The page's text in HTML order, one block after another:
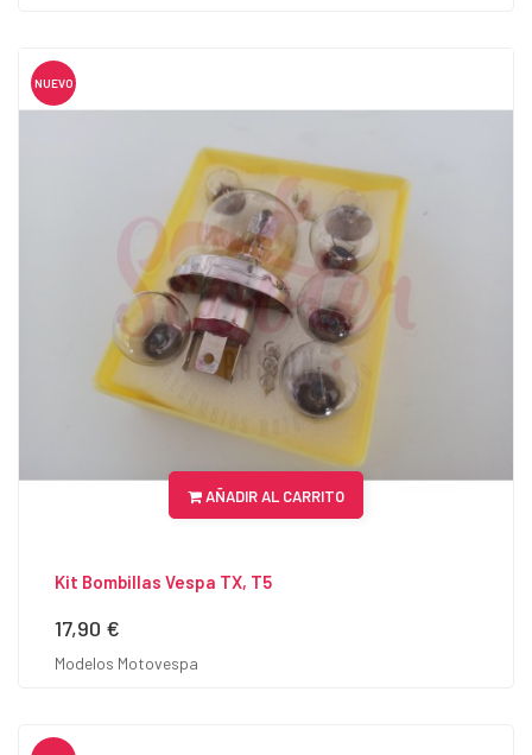
NUEVO
AÑADIR AL CARRITO
Kit Bombillas Vespa TX, T5
Precio
17,90 €
Modelos Motovespa